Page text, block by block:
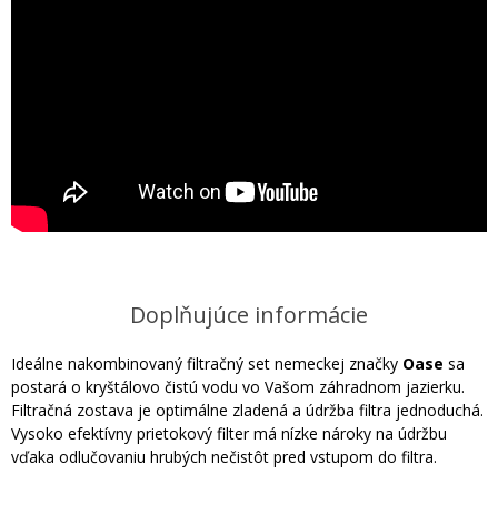
Doplňujúce informácie
Ideálne nakombinovaný filtračný set nemeckej značky Oase sa
postará o kryštálovo čistú vodu vo Vašom záhradnom jazierku.
Filtračná zostava je optimálne zladená a údržba filtra jednoduchá.
Vysoko efektívny prietokový filter má nízke nároky na údržbu
vďaka odlučovaniu hrubých nečistôt pred vstupom do filtra.